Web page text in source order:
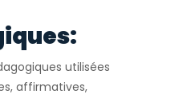
utilisées
affirmatives,